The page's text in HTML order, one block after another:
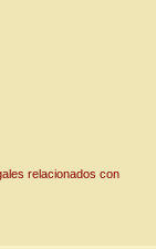
relacionados con